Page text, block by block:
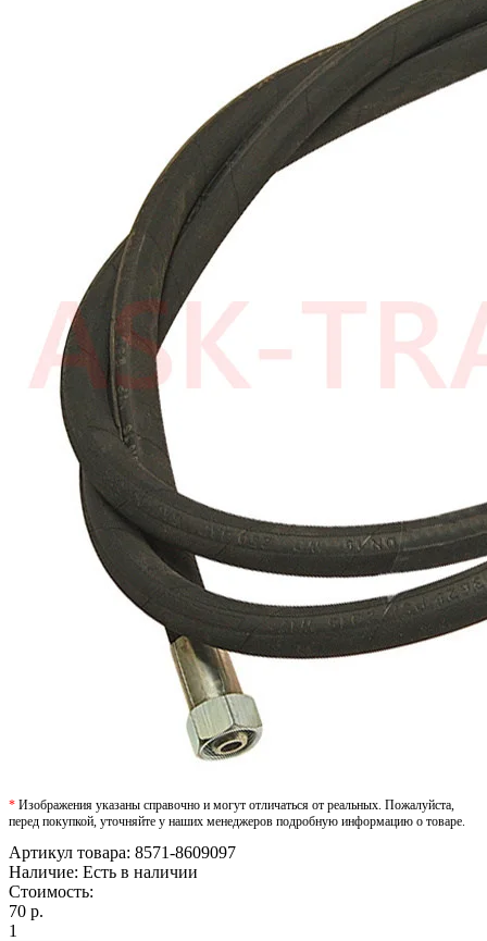
* Изображения указаны справочно и могут отличаться от реальных. Пожалуйста,
перед покупкой, уточняйте у наших менеджеров подробную информацию о товаре.
Артикул товара: 8571-8609097
Наличие: Есть в наличии
Стоимость:
70 р.
1